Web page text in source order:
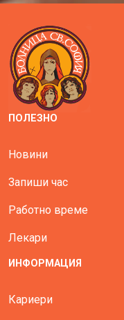
ПОЛЕЗНО
Новини
Запиши час
Работно време
Лекари
ИНФОРМАЦИЯ
Кариери